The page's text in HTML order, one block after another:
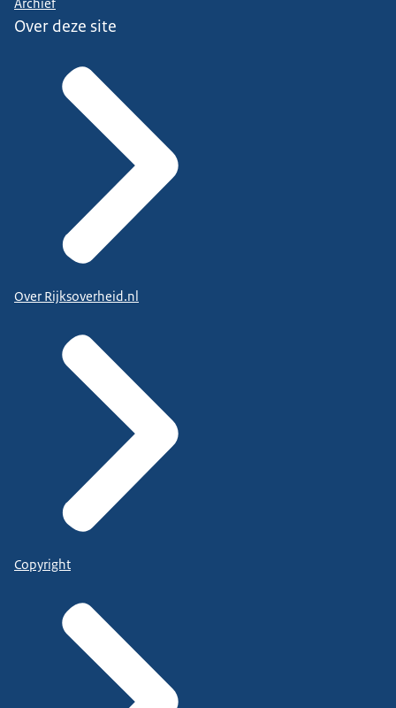
Over deze site
Over Rijksoverheid.nl
Copyright